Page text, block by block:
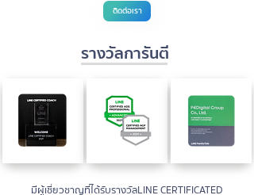
ติดต่อเรา
รางวัลการันตี
มีผู้เชี่ยวชาญที่ได้รับรางวัลLINE CERTIFICATED